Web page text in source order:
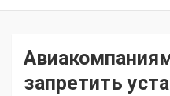
запретить